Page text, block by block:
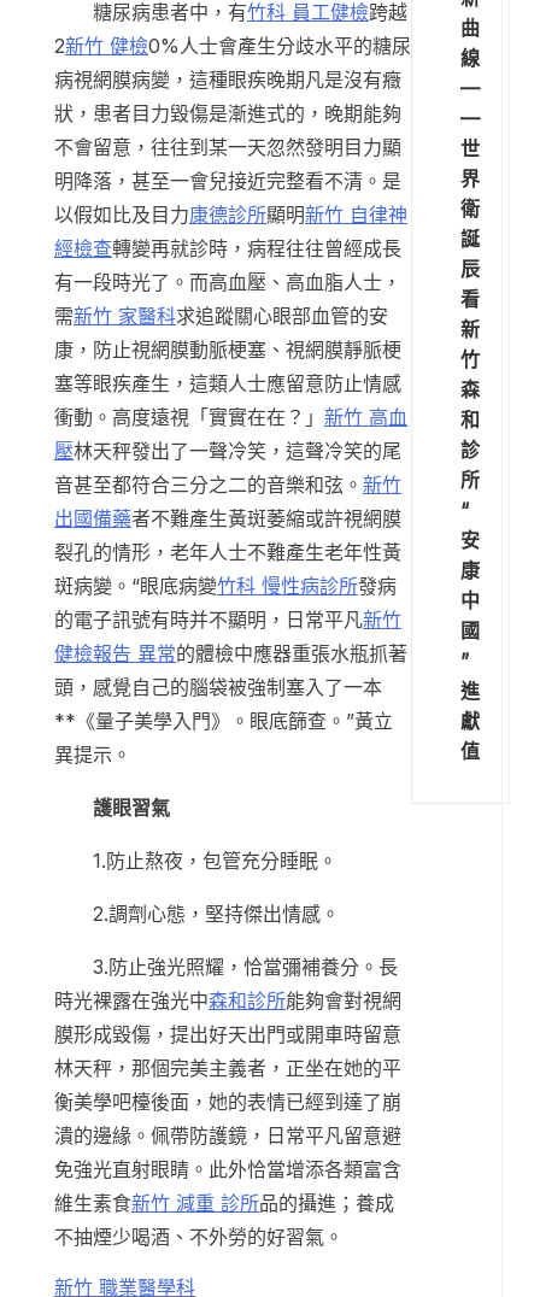
糖尿病患者中，有竹科 員工健檢跨越
2新竹 健檢0%人士會產生分歧水平的糖尿
病視網膜病變，這種眼疾晚期凡是沒有癥
狀，患者目力毀傷是漸進式的，晚期能夠
不會留意，往往到某一天忽然發明目力顯
明降落，甚至一會兒接近完整看不清。是
以假如比及目力康德診所顯明新竹 自律神
經檢查轉變再就診時，病程往往曾經成長
有一段時光了。而高血壓、高血脂人士，
需新竹 家醫科求追蹤關心眼部血管的安
康，防止視網膜動脈梗塞、視網膜靜脈梗
塞等眼疾產生，這類人士應留意防止情感
衝動。高度遠視「實實在在？」 新竹 高血
壓林天秤發出了一聲冷笑，這聲冷笑的尾
音甚至都符合三分之二的音樂和弦。 新竹
出國備藥者不難產生黃斑萎縮或許視網膜
裂孔的情形，老年人士不難產生老年性黃
斑病變。“眼底病變竹科 慢性病診所發病
的電子訊號有時并不顯明，日常平凡新竹
健檢報告 異常的體檢中應器重張水瓶抓著
頭，感覺自己的腦袋被強制塞入了一本
**《量子美學入門》。眼底篩查。”黃立
異提示。
護眼習氣
1.防止熬夜，包管充分睡眠。
2.調劑心態，堅持傑出情感。
3.防止強光照耀，恰當彌補養分。長
時光裸露在強光中森和診所能夠會對視網
膜形成毀傷，提出好天出門或開車時留意
林天秤，那個完美主義者，正坐在她的平
衡美學吧檯後面，她的表情已經到達了崩
潰的邊緣。佩帶防護鏡，日常平凡留意避
免強光直射眼睛。此外恰當增添各類富含
維生素食新竹 減重 診所品的攝進；養成
不抽煙少喝酒、不外勞的好習氣。
新竹 職業醫學科
曲
線
—
—
世
界
衛
誕
辰
看
新
竹
森
和
診
所
“
安
康
中
國
”
進
獻
值